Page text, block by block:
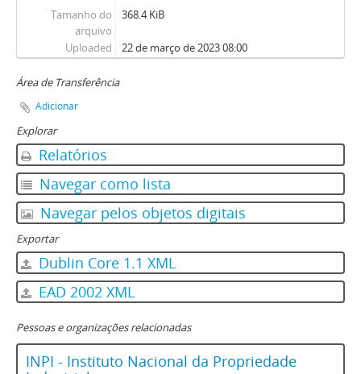
Tamanho do
arquivo
368.4 KiB
Uploaded 22 de março de 2023 08:00
Área de Transferência
Adicionar
Explorar
Relatórios
Navegar como lista
Navegar pelos objetos digitais
Exportar
Dublin Core 1.1 XML
EAD 2002 XML
Pessoas e organizações relacionadas
INPI - Instituto Nacional da Propriedade